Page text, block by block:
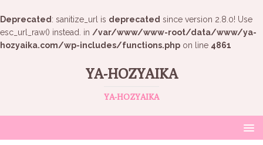
Deprecated : sanitize_url is deprecated since version 2.8.0! Use
esc_url_raw() instead. in /var/www/www-root/data/www/ya-
hozyaika.com/wp-includes/functions.php on line 4861
YA-HOZYAIKA
YA-HOZYAIKA